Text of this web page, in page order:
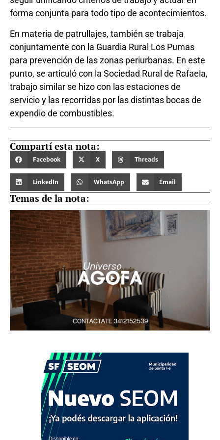
forma conjunta para todo tipo de acontecimientos.
En materia de patrullajes, también se trabaja
conjuntamente con la Guardia Rural Los Pumas
para prevención de las zonas periurbanas. En este
punto, se articuló con la Sociedad Rural de Rafaela,
trabajo similar se hizo con las estaciones de
servicio y las recorridas por las distintas bocas de
expendio de combustibles.
Compartí esta nota:
Facebook X Threads
LinkedIn WhatsApp Email
Temas de la nota: